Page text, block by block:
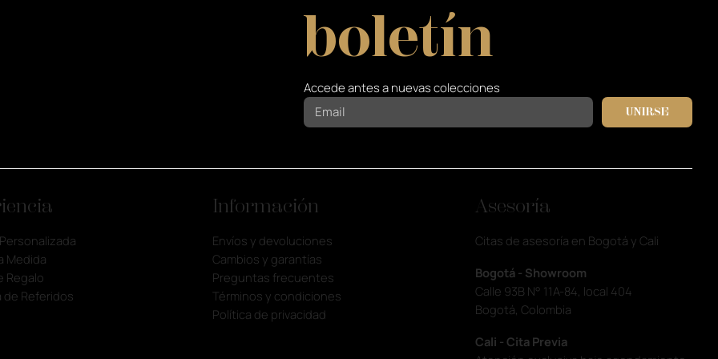
Medida
Regalo
de Referidos
Información
Envíos y devoluciones
Cambios y garantías
Preguntas frecuentes
Términos y condiciones
Política de privacidad
Asesoría
Citas de asesoría en Bogotá y Cali
Bogotá - Showroom
Calle 93B N° 11A-84, local 404
Bogotá, Colombia
Cali - Cita Previa
boletín
Accede antes a nuevas colecciones
UNIRSE